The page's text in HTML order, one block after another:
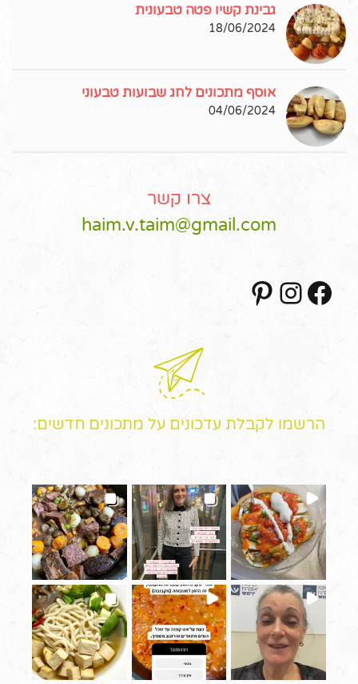
גבינת קשיו פטה טבעונית
18/06/2024
אוסף מתכונים לחג שבועות טבעוני
04/06/2024
צרו קשר
haim.v.taim@gmail.com
Facebook
Instagram
הרשמו לקבלת עדכונים על מתכונים חדשים: